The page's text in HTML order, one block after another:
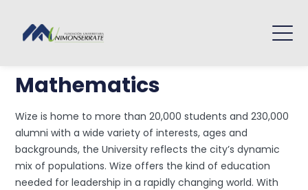
Mathematics
Wize is home to more than 20,000 students and 230,000
alumni with a wide variety of interests, ages and
backgrounds, the University reflects the city’s dynamic
mix of populations. Wize offers the kind of education
needed for leadership in a rapidly changing world. With